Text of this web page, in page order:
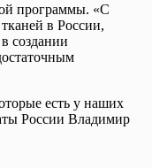
программы. «С
в России,
создании
есть у наших
России Владимир